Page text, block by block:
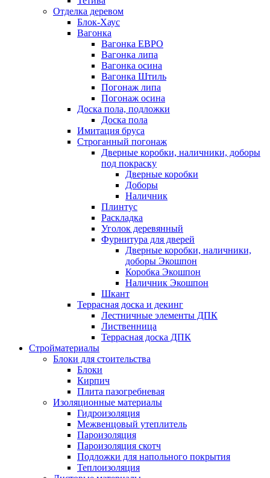
Отделка деревом
Блок-Хаус
Вагонка
Вагонка ЕВРО
Вагонка липа
Вагонка осина
Вагонка Штиль
Погонаж липа
Погонаж осина
Доска пола, подложки
Доска пола
Имитация бруса
Строганный погонаж
Дверные коробки, наличники, доборы
под покраску
Дверные коробки
Доборы
Наличник
Плинтус
Раскладка
Уголок деревянный
Фурнитура для дверей
Дверные коробки, наличники,
доборы Экошпон
Коробка Экошпон
Наличник Экошпон
Шкант
Террасная доска и декинг
Лестничные элементы ДПК
Лиственница
Террасная доска ДПК
Стройматериалы
Блоки для стоительства
Блоки
Кирпич
Плита пазогребневая
Изоляционные материалы
Гидроизоляция
Межвенцовый утеплитель
Пароизоляция
Пароизоляция скотч
Подложки для напольного покрытия
Теплоизоляция